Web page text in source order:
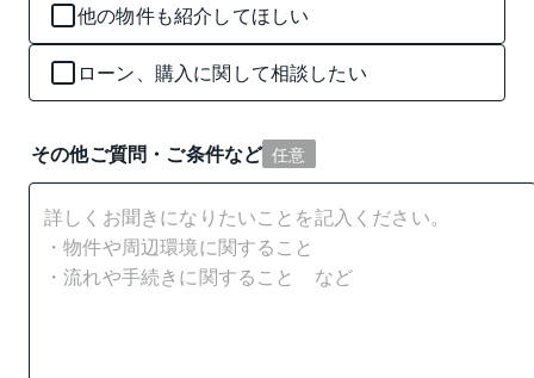
他の物件も紹介してほしい
ローン、購入に関して相談したい
その他ご質問・ご条件など 任意